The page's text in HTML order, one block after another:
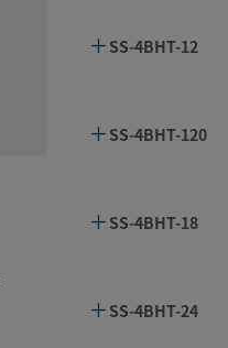
SS-4BHT-12
SS-4BHT-120
SS-4BHT-18
SS-4BHT-24